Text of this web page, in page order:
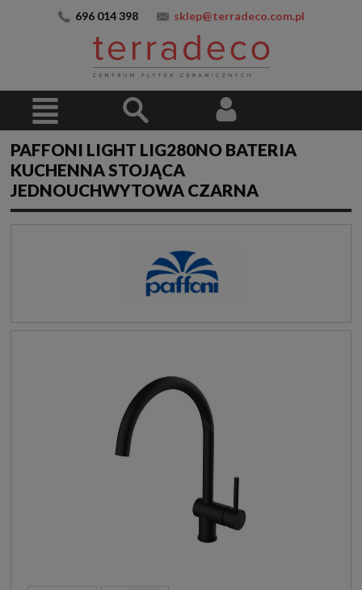
696 014 398 sklep@terradeco.com.pl
PAFFONI LIGHT LIG280NO BATERIA
KUCHENNA STOJĄCA
JEDNOUCHWYTOWA CZARNA